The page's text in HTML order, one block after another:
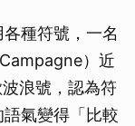
種符號，一名
）近
浪號，認為符
氣變得「比較